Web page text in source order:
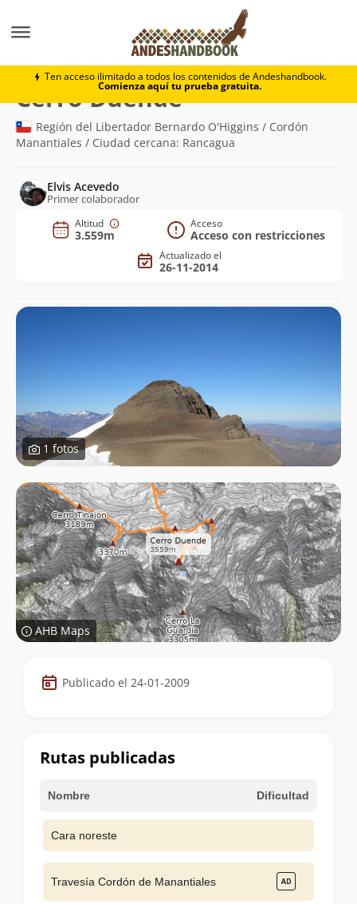
Ten acceso ilimitado a todos los contenidos de Andeshandbook.
Comienza aquí tu prueba gratuita.
Cerro Duende
Cerro Duende(3.559m)
Región del Libertador Bernardo O'Higgins / Cordón
Manantiales / Ciudad cercana: Rancagua
Elvis Acevedo
Primer colaborador
Altitud
3.559m
Acceso
Acceso con restricciones
Actualizado el
26-11-2014
1 fotos
AHB Maps
Datos
de
cumbre
Publicado el 24-01-2009
Rutas publicadas
Nombre Dificultad
Cara noreste
Travesía Cordón de Manantiales